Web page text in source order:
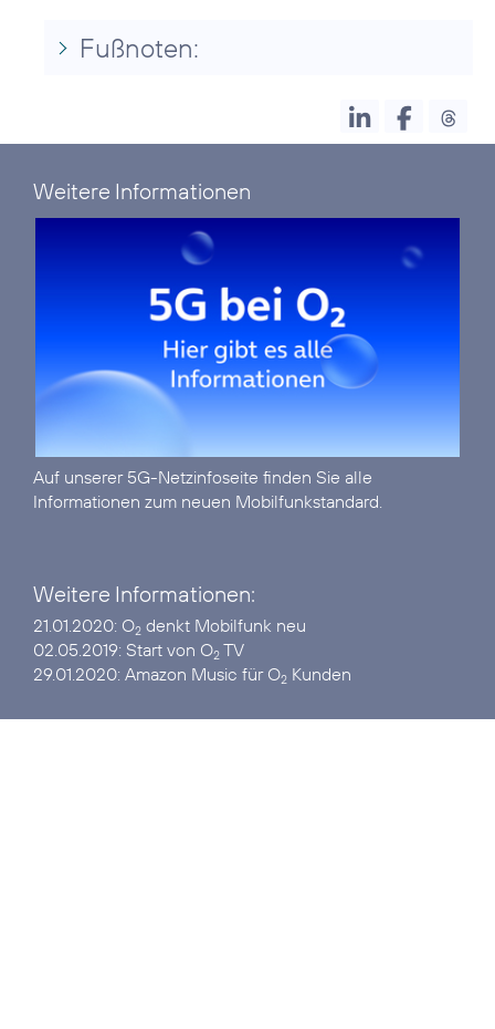
Fußnoten:
Weitere Informationen
Auf unserer 5G-Netzinfoseite finden Sie alle
Informationen zum neuen Mobilfunkstandard.
Weitere Informationen:
21.01.2020: O2 denkt Mobilfunk neu
02.05.2019: Start von O2 TV
29.01.2020: Amazon Music für O2 Kunden